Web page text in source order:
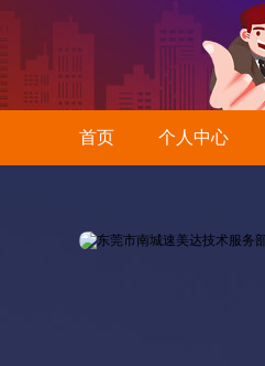
首页 个人中心